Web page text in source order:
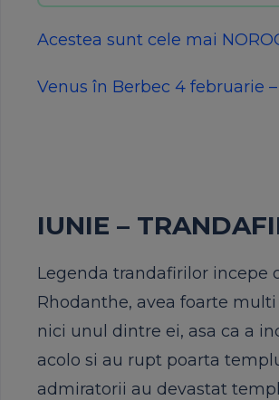
Acestea sunt cele mai
Venus în Berbec 4 februarie
IUNIE –
Legenda trandafirilor incepe
Rhodanthe, avea foarte
nici unul dintre ei, asa ca a
acolo si au rupt poarta
admiratorii au devastat